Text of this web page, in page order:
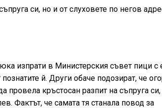
си, но и от слуховете по негов
изпрати в Министерския съвет пици с
й. Други обаче подозират, че
кръстосан разпит на съпруга си,
Фактът, че самата тя станала повод за